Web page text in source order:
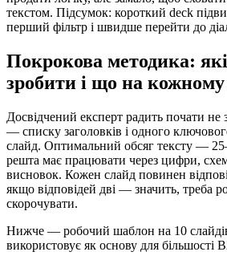
текстом. Підсумок: короткий deck
перший фільтр і швидше перейти до
Покрокова методика:
зробити і що на
Досвідчений експерт радить почати не
— списку заголовків і одного
слайд. Оптимальний обсяг тексту —
решта має працювати через цифри,
висновок. Кожен слайд повинен
якщо відповідей дві — значить, треба
скорочувати.
Нижче — робочий шаблон на 10
використовує як основу для більшості